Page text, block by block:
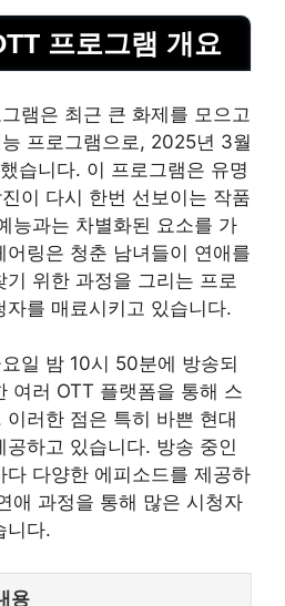
프로그램 개요
램은 최근 큰 화제를 모으고
프로그램으로, 2025년 3월
습니다. 이 프로그램은 유명
이 다시 한번 선보이는 작품
능과는 차별화된 요소를 가
링은 청춘 남녀들이 연애를
기 위한 과정을 그리는 프로
자를 매료시키고 있습니다.
일 밤 10시 50분에 방송되
여러 OTT 플랫폼을 통해 스
러한 점은 특히 바쁜 현대
공하고 있습니다. 방송 중인
다 다양한 에피소드를 제공하
애 과정을 통해 많은 시청자
니다.
용